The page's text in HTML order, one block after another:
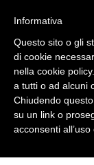
Informativa
Questo sito o gli
di cookie
nella cookie
a tutti o ad alcuni
Chiudendo
su un link o
acconsenti all’uso